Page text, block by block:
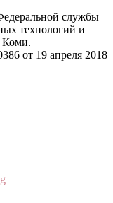
службы
технологий и
Коми.
от 19 апреля 2018